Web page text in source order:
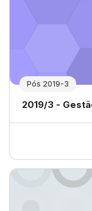
Pós 2019-3
Nome da
2019/3 -